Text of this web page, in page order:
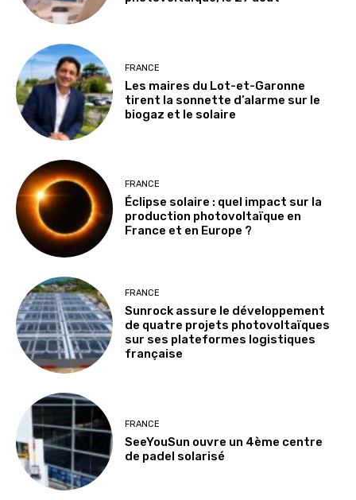
FRANCE
Les maires du Lot-et-Garonne
tirent la sonnette d’alarme sur le
biogaz et le solaire
FRANCE
Éclipse solaire : quel impact sur la
production photovoltaïque en
France et en Europe ?
FRANCE
Sunrock assure le développement
de quatre projets photovoltaïques
sur ses plateformes logistiques
française
FRANCE
SeeYouSun ouvre un 4ème centre
de padel solarisé